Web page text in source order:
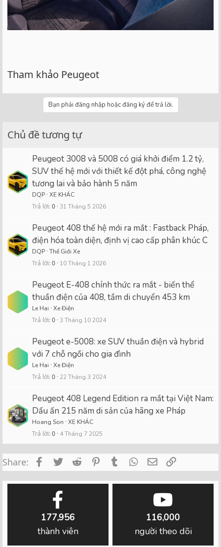
Tham khảo Peugeot
Bạn phải đăng nhập hoặc đăng ký để trả lời.
Chủ đề tương tự
Peugeot 3008 và 5008 có giá khởi điểm 1.2 tỷ,
SUV thế hệ mới với thiết kế đột phá, công nghệ
tương lai và bảo hành 5 năm
DQP XE KHÁC
Trả lời 0 31 Tháng 5 2026
Peugeot 408 thế hệ mới ra mắt : Fastback Pháp,
điện hóa toàn diện, định vị cao cấp phân khúc C
DQP Thế Giới Xe
Trả lời 0 10 Tháng 1 2026
Peugeot E-408 chính thức ra mắt - biến thể
thuần điện của 408, tầm di chuyển 453 km
Le Hai Xe Điện
Trả lời 0 3 Tháng 10 2024
Peugeot e-5008: xe SUV thuần điện và hybrid
với 7 chỗ ngồi cho gia đình
Le Hai Xe Điện
Trả lời 0 22 Tháng 3 2024
Peugeot 408 Legend Edition ra mắt tại Việt Nam:
Dấu ấn 215 năm di sản của hãng xe Pháp
Hoang Son XE KHÁC
Trả lời 0 4 Tháng 7 2025
Share: FacebookTwitterReddit PinterestTumblrWhatsApp
Email
177,956
thành viên
116,000
người theo dõi